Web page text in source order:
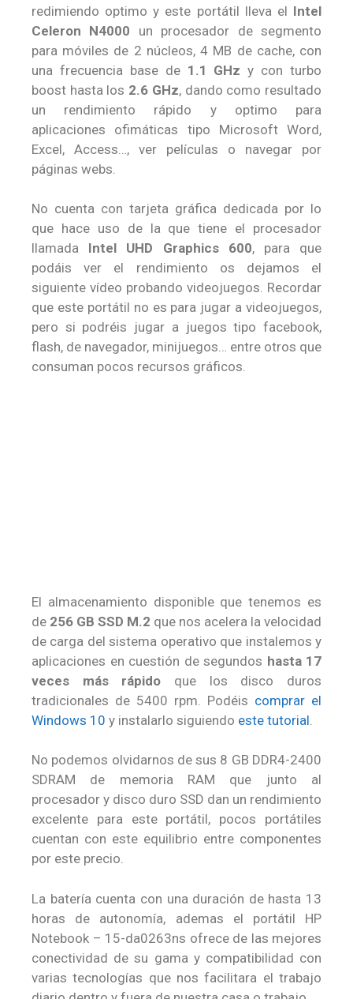
redimiendo optimo y este portátil lleva el Intel
Celeron N4000 un procesador de segmento
para móviles de 2 núcleos, 4 MB de cache, con
una frecuencia base de 1.1 GHz y con turbo
boost hasta los 2.6 GHz, dando como resultado
un rendimiento rápido y optimo para
aplicaciones ofimáticas tipo Microsoft Word,
Excel, Access…, ver películas o navegar por
páginas webs.
No cuenta con tarjeta gráfica dedicada por lo
que hace uso de la que tiene el procesador
llamada Intel UHD Graphics 600, para que
podáis ver el rendimiento os dejamos el
siguiente vídeo probando videojuegos. Recordar
que este portátil no es para jugar a videojuegos,
pero si podréis jugar a juegos tipo facebook,
flash, de navegador, minijuegos… entre otros que
consuman pocos recursos gráficos.
El almacenamiento disponible que tenemos es
de 256 GB SSD M.2 que nos acelera la velocidad
de carga del sistema operativo que instalemos y
aplicaciones en cuestión de segundos hasta 17
veces más rápido que los disco duros
tradicionales de 5400 rpm. Podéis comprar el
Windows 10 y instalarlo siguiendo este tutorial
No podemos olvidarnos de sus 8 GB DDR4-2400
SDRAM de memoria RAM que junto al
procesador y disco duro SSD dan un rendimiento
excelente para este portátil, pocos portátiles
cuentan con este equilibrio entre componentes
por este precio.
La batería cuenta con una duración de hasta 13
horas de autonomía, ademas el portátil HP
Notebook – 15-da0263ns ofrece de las mejores
conectividad de su gama y compatibilidad con
varias tecnologías que nos facilitara el trabajo